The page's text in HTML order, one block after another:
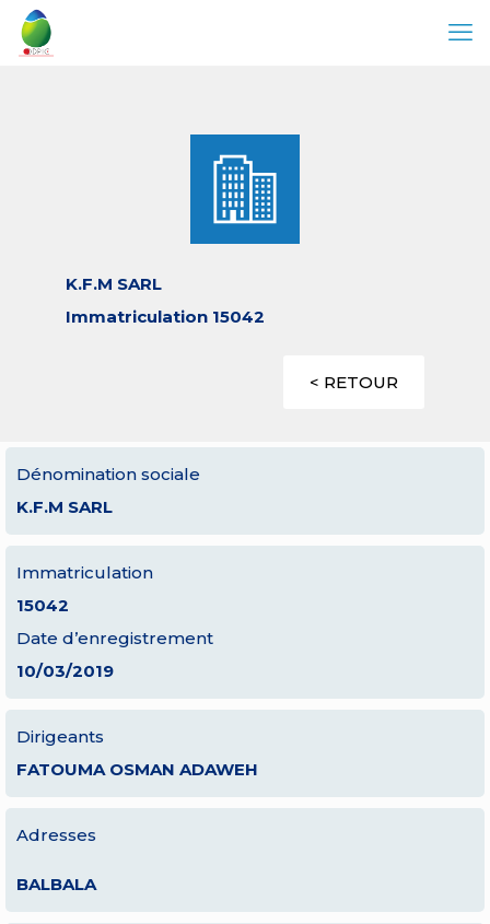
K.F.M SARL
Immatriculation 15042
< RETOUR
Dénomination sociale
K.F.M SARL
Immatriculation
15042
Date d’enregistrement
10/03/2019
Dirigeants
FATOUMA OSMAN ADAWEH
Adresses
BALBALA